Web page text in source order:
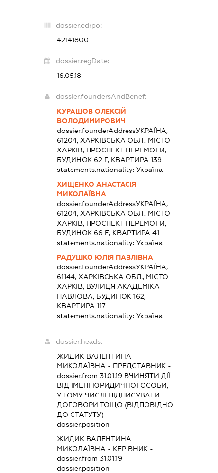
-
dossier.edrpo:
42141800
dossier.regDate:
16.05.18
dossier.foundersAndBenef:
КУРАШОВ ОЛЕКСІЙ
ВОЛОДИМИРОВИЧ
dossier.founderAddressУКРАЇНА,
61204, ХАРКІВСЬКА ОБЛ., МІСТО
ХАРКІВ, ПРОСПЕКТ ПЕРЕМОГИ,
БУДИНОК 62 Г, КВАРТИРА 139
statements.nationality:Україна
ХИЩЕНКО АНАСТАСІЯ
МИКОЛАЇВНА
dossier.founderAddressУКРАЇНА,
61204, ХАРКІВСЬКА ОБЛ., МІСТО
ХАРКІВ, ПРОСПЕКТ ПЕРЕМОГИ,
БУДИНОК 66 Е, КВАРТИРА 41
statements.nationality:Україна
РАДУШКО ЮЛІЯ ПАВЛІВНА
dossier.founderAddressУКРАЇНА,
61144, ХАРКІВСЬКА ОБЛ., МІСТО
ХАРКІВ, ВУЛИЦЯ АКАДЕМІКА
ПАВЛОВА, БУДИНОК 162,
КВАРТИРА 117
statements.nationality:Україна
dossier.heads:
ЖИДИК ВАЛЕНТИНА
МИКОЛАЇВНА - ПРЕДСТАВНИК -
dossier.from 31.01.19 ВЧИНЯТИ ДІЇ
ВІД ІМЕНІ ЮРИДИЧНОЇ ОСОБИ,
У ТОМУ ЧИСЛІ ПІДПИСУВАТИ
ДОГОВОРИ ТОЩО (ВІДПОВІДНО
ДО СТАТУТУ)
dossier.position -
ЖИДИК ВАЛЕНТИНА
МИКОЛАЇВНА - КЕРІВНИК -
dossier.from 31.01.19
dossier.position -